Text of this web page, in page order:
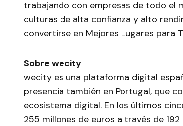
trabajando con empresas de todo el
culturas de alta confianza y alto
convertirse en Mejores Lugares para
Sobre wecity
wecity es una plataforma digital
presencia también en Portugal, que
ecosistema digital. En los últimos
255 millones de euros a través de